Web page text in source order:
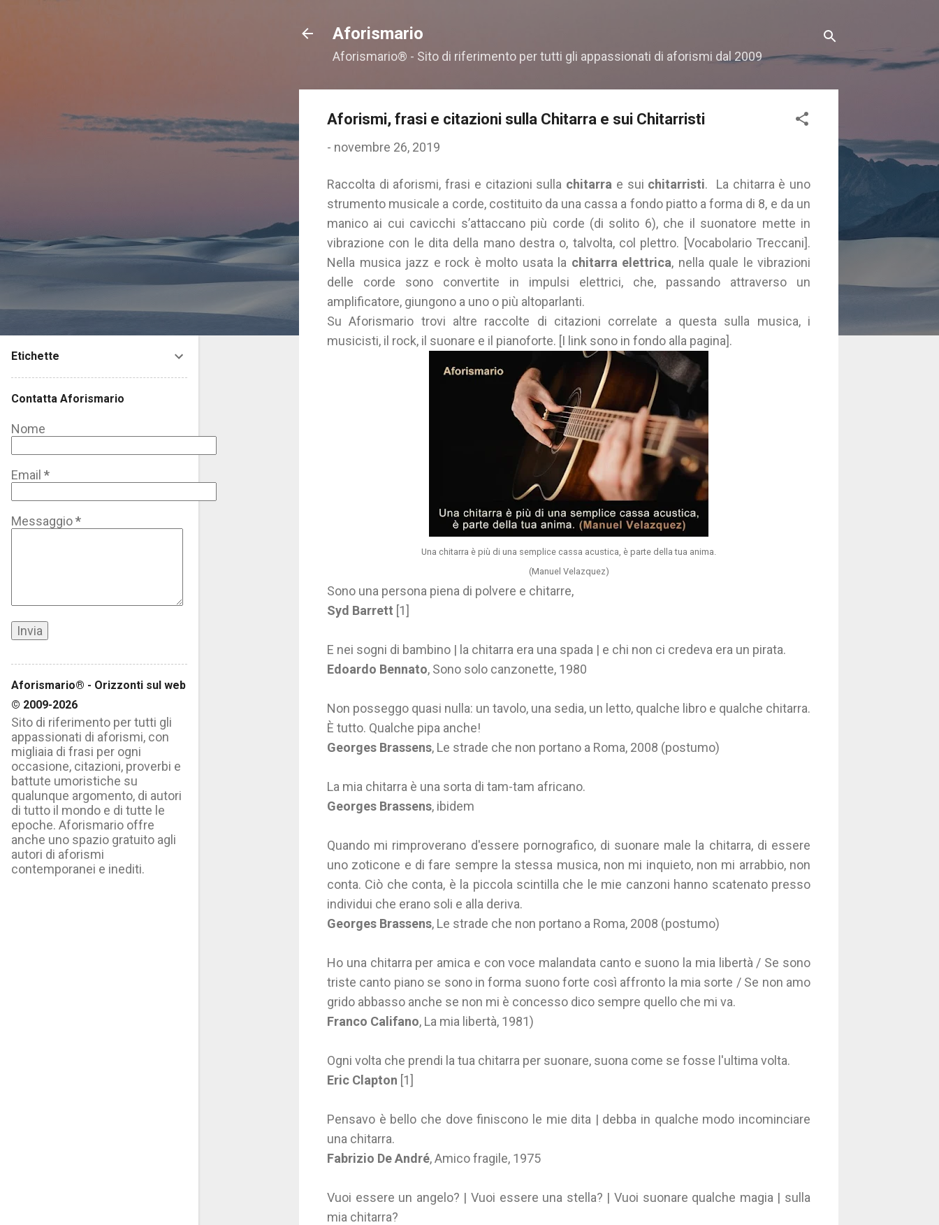
Aforismario
Aforismario® - Sito di riferimento per tutti gli appassionati di aforismi dal 2009
Aforismi, frasi e citazioni sulla Chitarra e sui Chitarristi
- novembre 26, 2019
Raccolta di aforismi, frasi e citazioni sulla chitarra e sui chitarristi. La chitarra è uno
strumento musicale a corde, costituito da una cassa a fondo piatto a forma di 8, e da un
manico ai cui cavicchi s’attaccano più corde (di solito 6), che il suonatore mette in
vibrazione con le dita della mano destra o, talvolta, col plettro. [Vocabolario Treccani].
Nella musica jazz e rock è molto usata la chitarra elettrica, nella quale le vibrazioni
delle corde sono convertite in impulsi elettrici, che, passando attraverso un
amplificatore, giungono a uno o più altoparlanti.
Su Aforismario trovi altre raccolte di citazioni correlate a questa sulla musica, i
musicisti, il rock, il suonare e il pianoforte. [I link sono in fondo alla pagina].
Una chitarra è più di una semplice cassa acustica, è parte della tua anima.
(Manuel Velazquez)
Sono una persona piena di polvere e chitarre,
Syd Barrett [1]
E nei sogni di bambino | la chitarra era una spada | e chi non ci credeva era un pirata.
Edoardo Bennato, Sono solo canzonette, 1980
Non posseggo quasi nulla: un tavolo, una sedia, un letto, qualche libro e qualche chitarra.
È tutto. Qualche pipa anche!
Georges Brassens, Le strade che non portano a Roma, 2008 (postumo)
La mia chitarra è una sorta di tam-tam africano.
Georges Brassens, ibidem
Quando mi rimproverano d'essere pornografico, di suonare male la chitarra, di essere
uno zoticone e di fare sempre la stessa musica, non mi inquieto, non mi arrabbio, non
conta. Ciò che conta, è la piccola scintilla che le mie canzoni hanno scatenato presso
individui che erano soli e alla deriva.
Georges Brassens, Le strade che non portano a Roma, 2008 (postumo)
Ho una chitarra per amica e con voce malandata canto e suono la mia libertà / Se sono
triste canto piano se sono in forma suono forte così affronto la mia sorte / Se non amo
grido abbasso anche se non mi è concesso dico sempre quello che mi va.
Franco Califano, La mia libertà, 1981)
Ogni volta che prendi la tua chitarra per suonare, suona come se fosse l'ultima volta.
Eric Clapton [1]
Pensavo è bello che dove finiscono le mie dita | debba in qualche modo incominciare
una chitarra.
Fabrizio De André, Amico fragile, 1975
Vuoi essere un angelo? | Vuoi essere una stella? | Vuoi suonare qualche magia | sulla
mia chitarra?
Etichette
Contatta Aforismario
Nome
Email *
Messaggio*
Aforismario® - Orizzonti sul web
© 2009-2026
Sito di riferimento per tutti gli
appassionati di aforismi, con
migliaia di frasi per ogni
occasione, citazioni, proverbi e
battute umoristiche su
qualunque argomento, di autori
di tutto il mondo e di tutte le
epoche. Aforismario offre
anche uno spazio gratuito agli
autori di aforismi
contemporanei e inediti.